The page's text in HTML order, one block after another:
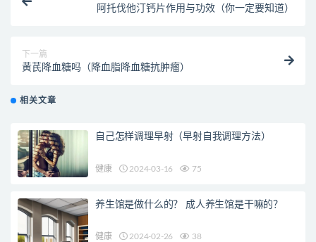
阿托伐他汀钙片作用与功效（你一定要知道）
下一篇
黄芪降血糖吗（降血脂降血糖抗肿瘤）
相关文章
自己怎样调理早射（早射自我调理方法）
健康 2024-03-16 75
养生馆是做什么的？ 成人养生馆是干嘛的？
健康 2024-02-26 38